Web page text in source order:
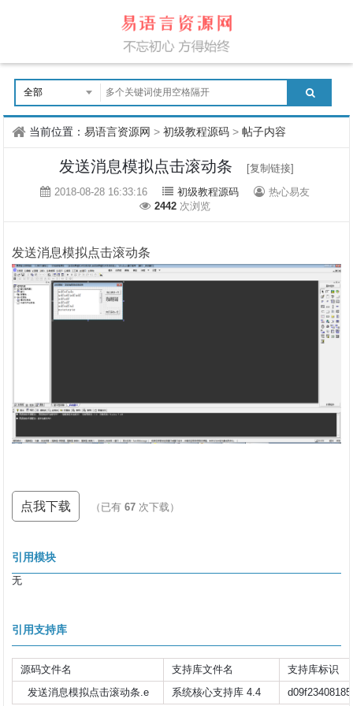
当前位置：易语言资源网 >初级教程源码 >帖子内容
发送消息模拟点击滚动条
[复制链接]
2018-08-28 16:33:16
初级教程源码
热心易友
2442 次浏览
发送消息模拟点击滚动条
点我下载 （已有67 次下载）
引用模块
无
引用支持库
源码文件名 支持库文件名
支持库标识
发送消息模拟点击滚动条.e
系统核心支持库 4.4